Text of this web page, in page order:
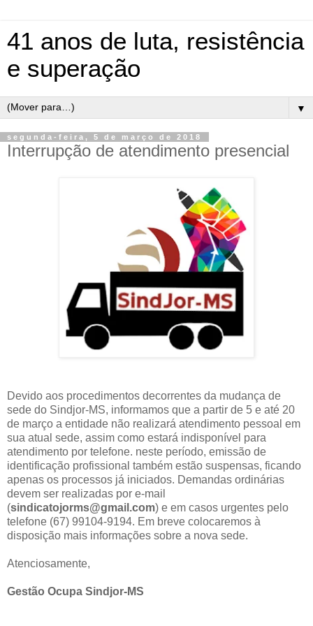
41 anos de luta, resistência
e superação
▼
segunda-feira, 5 de março de 2018
Interrupção de atendimento presencial
Devido aos procedimentos decorrentes da mudança de
sede do Sindjor-MS, informamos que a partir de 5 e até 20
de março a entidade não realizará atendimento pessoal em
sua atual sede, assim como estará indisponível para
atendimento por telefone. neste período, emissão de
identificação profissional também estão suspensas, ficando
apenas os processos já iniciados. Demandas ordinárias
devem ser realizadas por e-mail
(sindicatojorms@gmail.com) e em casos urgentes pelo
telefone (67) 99104-9194. Em breve colocaremos à
disposição mais informações sobre a nova sede.
Atenciosamente,
Gestão Ocupa Sindjor-MS